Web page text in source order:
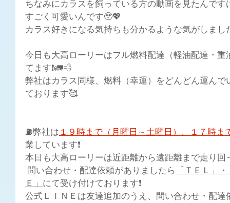
ちなみにカラスを飼っている方の動画を見たんで
すごく可愛いんです🥹💖
カラス好きになる気持ちも分かるような気がしまし
今日も大高ローリーはフル燃料配達（軽油配達・
てます❗🚛💨
弊社はカラス同様、燃料（幸運）をどんどん運ん
ております🥰
⛽弊社は１９時まで（月曜日～土曜日）、１７時ま
業しています❗
本日も大高ローリーは近距離から遠距離まで走り回
問い合わせ・配達依頼がありましたら「ＴＥＬ」
Ｅ」にて受け付けております❗
公式ＬＩＮＥは友達追加のうえ、問い合わせ・配